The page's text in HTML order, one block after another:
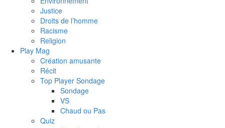
Justice
Droits de l’homme
Racisme
Religion
Play Mag
Création amusante
Récit
Top Player Sondage
Sondage
VS
Chaud ou Pas
Quiz